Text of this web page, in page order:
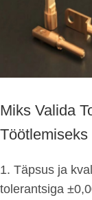
Miks Valida
1. Täpsus ja
tolerantsiga